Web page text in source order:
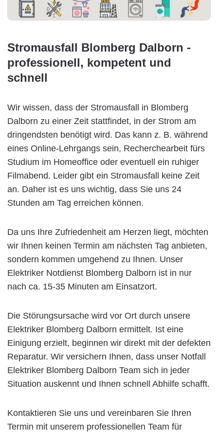
Stromausfall Blomberg Dalborn -
professionell, kompetent und
schnell
Wir wissen, dass der Stromausfall in Blomberg
Dalborn zu einer Zeit stattfindet, in der Strom am
dringendsten benötigt wird. Das kann z. B. während
eines Online-Lehrgangs sein, Recherchearbeit fürs
Studium im Homeoffice oder eventuell ein ruhiger
Filmabend. Leider gibt ein Stromausfall keine Zeit
an. Daher ist es uns wichtig, dass Sie uns 24
Stunden am Tag erreichen können.
Da uns Ihre Zufriedenheit am Herzen liegt, möchten
wir Ihnen keinen Termin am nächsten Tag anbieten,
sondern kommen umgehend zu Ihnen. Unser
Elektriker Notdienst Blomberg Dalborn ist in nur
nach ca. 15-35 Minuten am Einsatzort.
Die Störungsursache wird vor Ort durch unsere
Elektriker Blomberg Dalborn ermittelt. Ist eine
Einigung erzielt, beginnen wir direkt mit der defekten
Reparatur. Wir versichern Ihnen, dass unser Notfall
Elektriker Blomberg Dalborn Team sich in jeder
Situation auskennt und Ihnen schnell Abhilfe schafft.
Kontaktieren Sie uns und vereinbaren Sie Ihren
Termin mit unserem professionellen Team für